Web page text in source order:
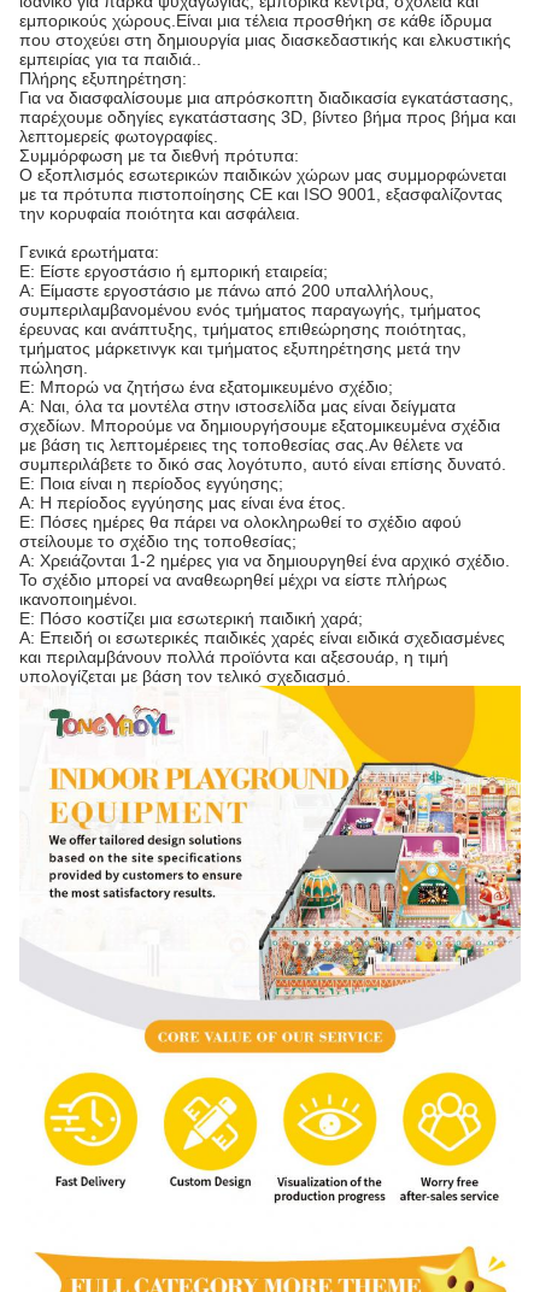
εμπορικούς χώρους.Είναι μια τέλεια προσθήκη σε κάθε ίδρυμα
που στοχεύει στη δημιουργία μιας διασκεδαστικής και ελκυστικής
εμπειρίας για τα παιδιά..
Πλήρης εξυπηρέτηση:
Για να διασφαλίσουμε μια απρόσκοπτη διαδικασία εγκατάστασης,
παρέχουμε οδηγίες εγκατάστασης 3D, βίντεο βήμα προς βήμα και
λεπτομερείς φωτογραφίες.
Συμμόρφωση με τα διεθνή πρότυπα:
Ο εξοπλισμός εσωτερικών παιδικών χώρων μας συμμορφώνεται
με τα πρότυπα πιστοποίησης CE και ISO 9001, εξασφαλίζοντας
την κορυφαία ποιότητα και ασφάλεια.
Γενικά ερωτήματα:
Ε: Είστε εργοστάσιο ή εμπορική εταιρεία;
Α: Είμαστε εργοστάσιο με πάνω από 200 υπαλλήλους,
συμπεριλαμβανομένου ενός τμήματος παραγωγής, τμήματος
έρευνας και ανάπτυξης, τμήματος επιθεώρησης ποιότητας,
τμήματος μάρκετινγκ και τμήματος εξυπηρέτησης μετά την
πώληση.
Ε: Μπορώ να ζητήσω ένα εξατομικευμένο σχέδιο;
Α: Ναι, όλα τα μοντέλα στην ιστοσελίδα μας είναι δείγματα
σχεδίων. Μπορούμε να δημιουργήσουμε εξατομικευμένα σχέδια
με βάση τις λεπτομέρειες της τοποθεσίας σας.Αν θέλετε να
συμπεριλάβετε το δικό σας λογότυπο, αυτό είναι επίσης δυνατό.
Ε: Ποια είναι η περίοδος εγγύησης;
Α: Η περίοδος εγγύησης μας είναι ένα έτος.
Ε: Πόσες ημέρες θα πάρει να ολοκληρωθεί το σχέδιο αφού
στείλουμε το σχέδιο της τοποθεσίας;
Α: Χρειάζονται 1-2 ημέρες για να δημιουργηθεί ένα αρχικό σχέδιο.
Το σχέδιο μπορεί να αναθεωρηθεί μέχρι να είστε πλήρως
ικανοποιημένοι.
Ε: Πόσο κοστίζει μια εσωτερική παιδική χαρά;
Α: Επειδή οι εσωτερικές παιδικές χαρές είναι ειδικά σχεδιασμένες
και περιλαμβάνουν πολλά προϊόντα και αξεσουάρ, η τιμή
υπολογίζεται με βάση τον τελικό σχεδιασμό.